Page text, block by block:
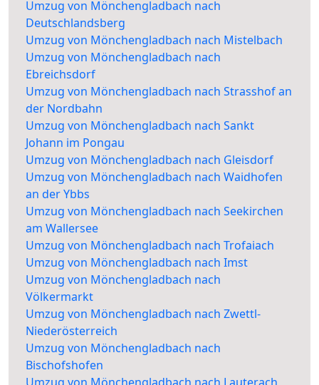
Umzug von Mönchengladbach nach
Deutschlandsberg
Umzug von Mönchengladbach nach Mistelbach
Umzug von Mönchengladbach nach
Ebreichsdorf
Umzug von Mönchengladbach nach Strasshof an
der Nordbahn
Umzug von Mönchengladbach nach Sankt
Johann im Pongau
Umzug von Mönchengladbach nach Gleisdorf
Umzug von Mönchengladbach nach Waidhofen
an der Ybbs
Umzug von Mönchengladbach nach Seekirchen
am Wallersee
Umzug von Mönchengladbach nach Trofaiach
Umzug von Mönchengladbach nach Imst
Umzug von Mönchengladbach nach
Völkermarkt
Umzug von Mönchengladbach nach Zwettl-
Niederösterreich
Umzug von Mönchengladbach nach
Bischofshofen